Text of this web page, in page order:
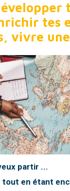
tes
vivre
partir ...
en étant